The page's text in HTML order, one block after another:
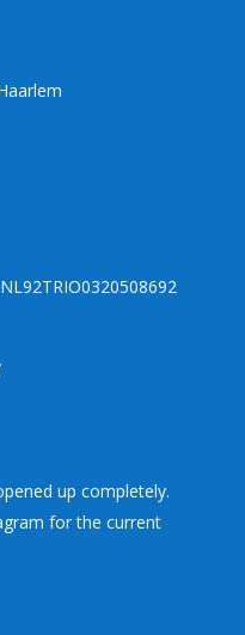
up completely.
for the current